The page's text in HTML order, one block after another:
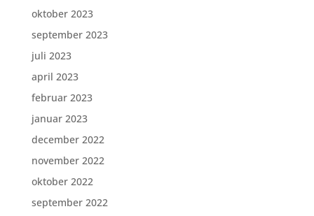
oktober 2023
september 2023
juli 2023
april 2023
februar 2023
januar 2023
december 2022
november 2022
oktober 2022
september 2022